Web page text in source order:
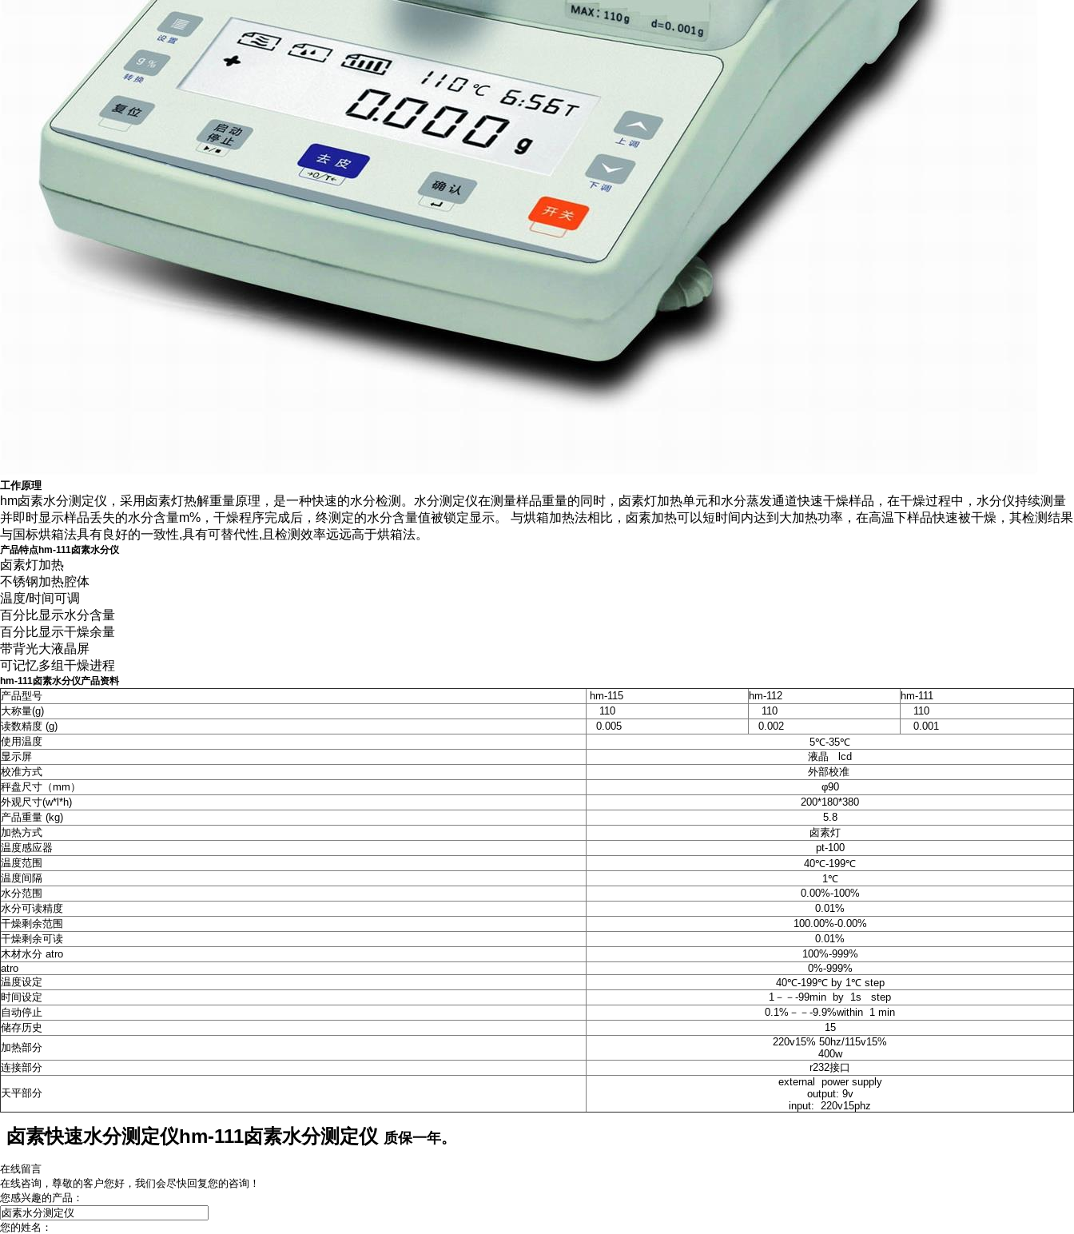
工作原理
hm卤素水分测定仪，采用卤素灯热解重量原理，是一种快速的水分检测 。水分测定仪在测量样品重量的同时，卤素灯加热单元和水分蒸发通道快速干燥样品，在干燥过程中，水分仪持续测量
并即时显示样品丢失的水分含量m%，干燥程序完成后，终测定的水分含量值被锁定显示。 与烘箱加热法相比，卤素加热可以短时间内达到大加热功率，在高温下样品快速被干燥，其检测结果
与国标烘箱法具有良好的一致性,具有可替代性,且检测效率远远高于烘箱法。
产品特点hm-111卤素水分仪
卤素灯加热
不锈钢加热腔体
温度/时间可调
百分比显示水分含量
百分比显示干燥余量
带背光大液晶屏
可记忆多组干燥进程
hm-111卤素水分仪产品资料
产品型号 hm-115 hm-112
hm-111
大称量(g)
110 110
110
读数精度 (g)
0.005 0.002
0.001
使用温度
5℃-35℃
显示屏
液晶 lcd
校准方式
外部校准
秤盘尺寸（mm）
φ90
外观尺寸(w*l*h)
200*180*380
产品重量 (kg)
5.8
加热方式
卤素灯
温度感应器
pt-100
温度范围
40℃-199℃
温度间隔
1℃
水分范围
0.00%-100%
水分可读精度
0.01%
干燥剩余范围
100.00%-0.00%
干燥剩余可读
0.01%
木材水分 atro
100%-999%
atro
0%-999%
温度设定
40℃-199℃ by 1℃ step
时间设定
1－－-99min by 1s step
自动停止
0.1%－－-9.9%within 1 min
储存历史
15
加热部分
220v15% 50hz/115v15%
400w
连接部分
r232接口
天平部分
external power supply
output: 9v
input: 220v15phz
卤素快速水分测定仪hm-111卤素水分测定仪 质保一年。
在线留言
在线咨询，尊敬的客户您好，我们会尽快回复您的咨询！
您感兴趣的产品：
您的姓名：